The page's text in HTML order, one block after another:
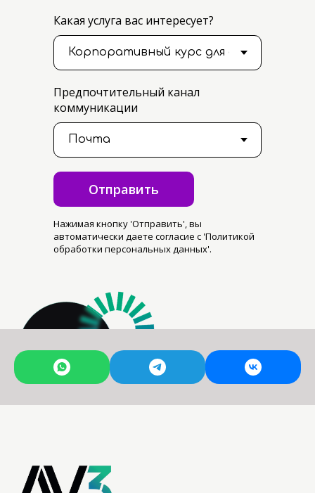
Какая услуга вас интересует?
Предпочтительный канал
коммуникации
Отправить
Нажимая кнопку 'Отправить', вы
автоматически даете согласие с 'Политикой
обработки персональных данных'.